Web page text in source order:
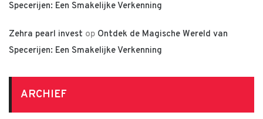
Specerijen: Een Smakelijke Verkenning
Zehra pearl invest op Ontdek de Magische Wereld van
Specerijen: Een Smakelijke Verkenning
ARCHIEF